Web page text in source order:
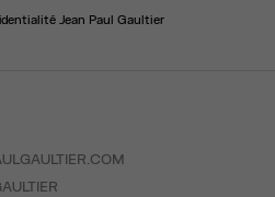
Jean Paul Gaultier